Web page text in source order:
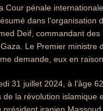
Cour pénale
dans
Deif, commandant
Le Premier
demande, eux en
31 juillet 2024, à l'âge
la révolution